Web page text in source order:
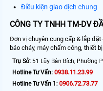
Điều kiện giao dịch chung
CÔNG TY TNHH TM-DV
Đơn vị chuyên cung cấp & lắp
báo cháy, máy chấm công, thiết
Trụ Sở: 51 Lũy Bán Bích, Phường
Hotline Tư Vấn: 0938.11.23.99
Hotline Tư Vấn 1: 0906.72.73.77